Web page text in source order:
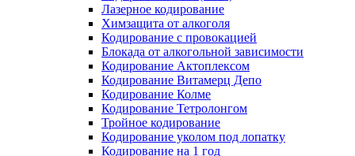
Лазерное кодирование
Химзащита от алкоголя
Кодирование с провокацией
Блокада от алкогольной зависимости
Кодирование Актоплексом
Кодирование Витамерц Депо
Кодирование Колме
Кодирование Тетролонгом
Тройное кодирование
Кодирование уколом под лопатку
Кодирование на 1 год